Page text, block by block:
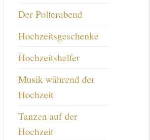
Der Polterabend
Hochzeitsgeschenke
Hochzeitshelfer
Musik während der
Hochzeit
Tanzen auf der
Hochzeit